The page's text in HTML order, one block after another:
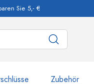
Sie 5,- €
Zubehör